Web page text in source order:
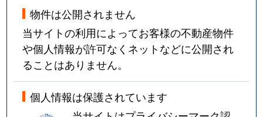
物件は公開されません
当サイトの利用によってお客様の不動産物件
や個人情報が許可なくネットなどに公開され
ることはありません。
個人情報は保護されています